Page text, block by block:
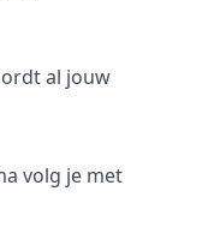
al jouw
volg je met